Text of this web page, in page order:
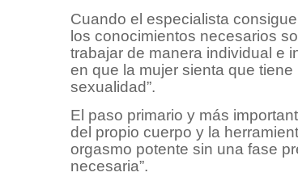
Cuando el especialista
los conocimientos necesarios
trabajar de manera individual e
en que la mujer sienta que
sexualidad”.
El paso primario y más
del propio cuerpo y la
orgasmo potente sin una fase
necesaria”.